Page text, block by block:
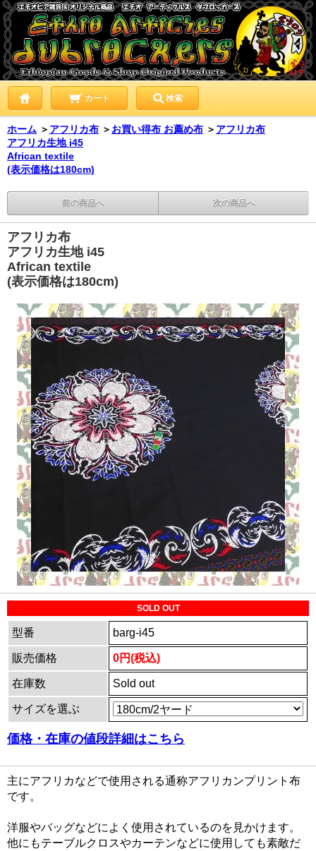
カート 検索
ホーム ＞ アフリカ布 ＞ お買い得布 お薦め布 ＞ アフリカ布
アフリカ生地 i45
African textile
(表示価格は180cm)
前の商品へ 次の商品へ
アフリカ布
アフリカ生地 i45
African textile
(表示価格は180cm)
SOLD OUT
型番 barg-i45
販売価格 0円(税込)
在庫数 Sold out
サイズを選ぶ
価格・在庫の値段詳細はこちら
主にアフリカなどで使用される通称アフリカンプリント布
です。
洋服やバッグなどによく使用されているのを見かけます。
他にもテーブルクロスやカーテンなどに使用しても素敵だ